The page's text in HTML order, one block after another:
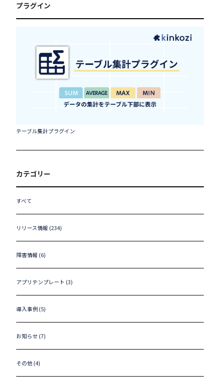
プラグイン
テーブル集計プラグイン
カテゴリー
すべて
リリース情報 (234)
障害情報 (6)
アプリテンプレート (3)
導入事例 (5)
お知らせ (7)
その他 (4)